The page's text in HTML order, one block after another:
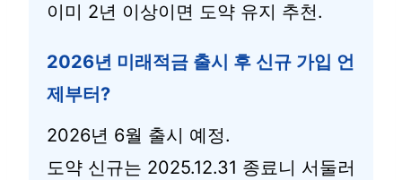
이미 2년 이상이면 도약 유지 추천.
2026년 미래적금 출시 후 신규 가입 언
제부터?
2026년 6월 출시 예정.
도약 신규는 2025.12.31 종료니 서둘러